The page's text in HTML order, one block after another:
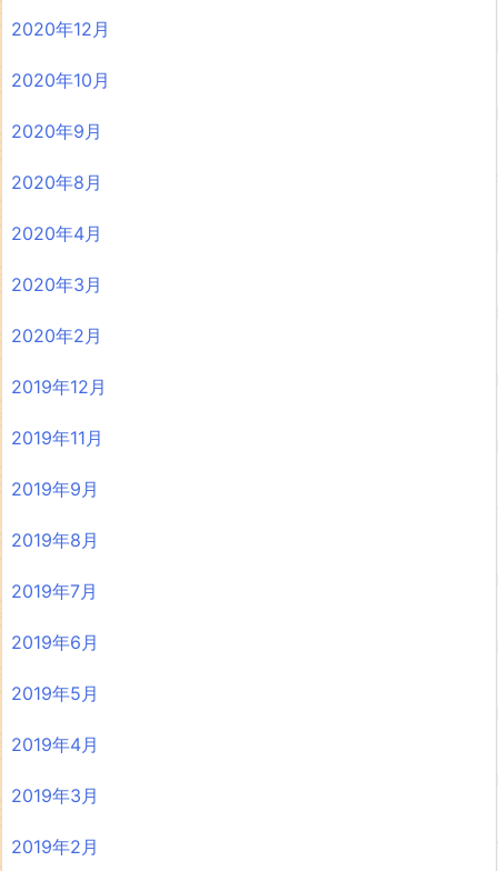
2020年12月
2020年10月
2020年9月
2020年8月
2020年4月
2020年3月
2020年2月
2019年12月
2019年11月
2019年9月
2019年8月
2019年7月
2019年6月
2019年5月
2019年4月
2019年3月
2019年2月